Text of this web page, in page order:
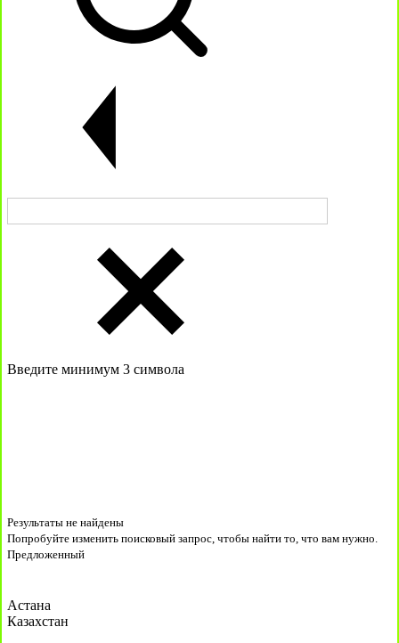
Введите минимум 3 символа
Результаты не найдены
Попробуйте изменить поисковый запрос, чтобы найти то, что вам нужно.
Предложенный
Астана
Казахстан